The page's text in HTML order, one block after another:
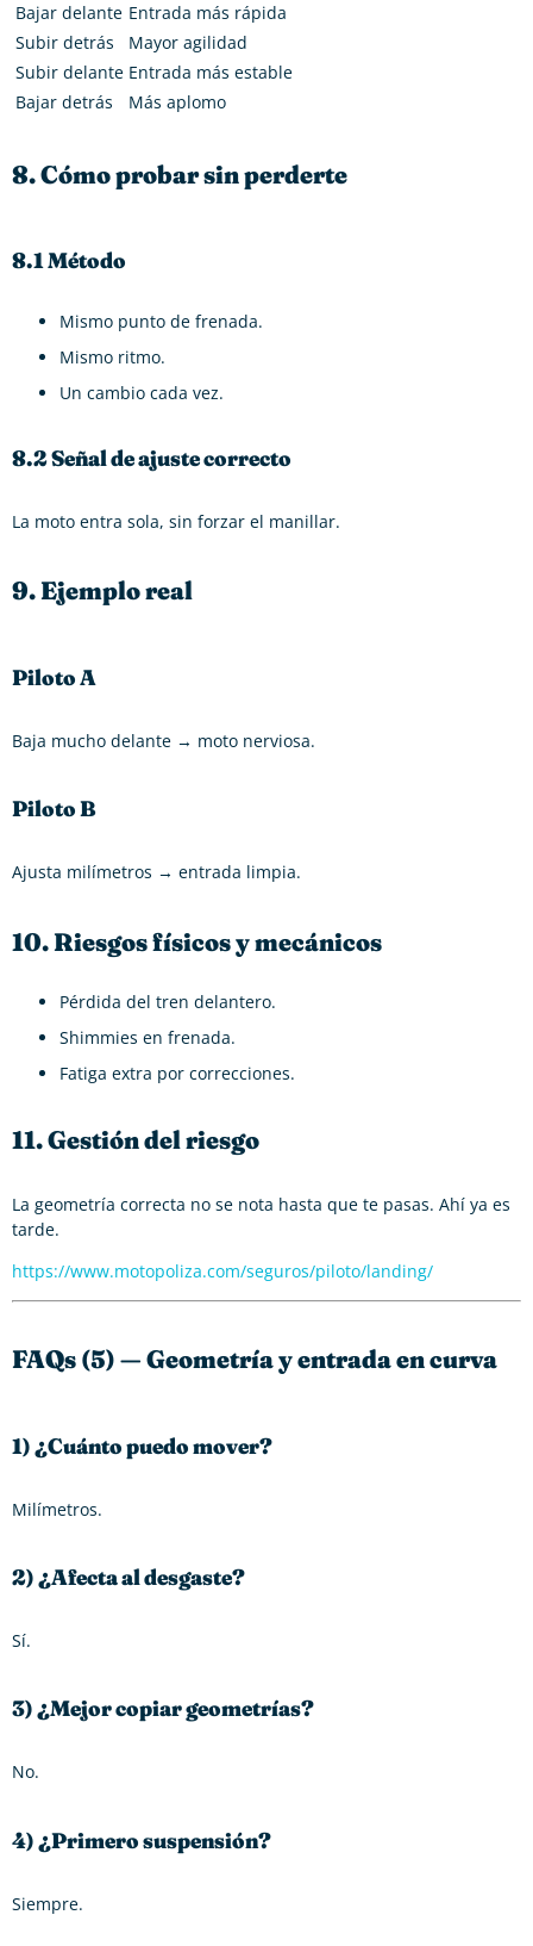
Bajar delante Entrada más rápida
Subir detrás
Mayor agilidad
Subir delante Entrada más estable
Bajar detrás
Más aplomo
8. Cómo probar sin perderte
8.1 Método
Mismo punto de frenada.
Mismo ritmo.
Un cambio cada vez.
8.2 Señal de ajuste correcto
La moto entra sola, sin forzar el manillar.
9. Ejemplo real
Piloto A
Baja mucho delante → moto nerviosa.
Piloto B
Ajusta milímetros → entrada limpia.
10. Riesgos físicos y mecánicos
Pérdida del tren delantero.
Shimmies en frenada.
Fatiga extra por correcciones.
11. Gestión del riesgo
La geometría correcta no se nota hasta que te pasas. Ahí ya es
tarde.
https://www.motopoliza.com/seguros/piloto/landing/
FAQs (5) — Geometría y entrada en curva
1) ¿Cuánto puedo mover?
Milímetros.
2) ¿Afecta al desgaste?
Sí.
3) ¿Mejor copiar geometrías?
No.
4) ¿Primero suspensión?
Siempre.